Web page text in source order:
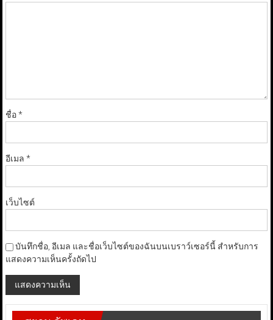
ชื่อ*
อีเมล *
เว็บไซต์
บันทึกชื่อ, อีเมล และชื่อเว็บไซต์ของฉันบนเบราว์เซอร์นี้ สำหรับการ
แสดงความเห็นครั้งถัดไป